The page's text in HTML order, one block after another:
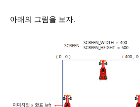
아래의 그림을 보자.